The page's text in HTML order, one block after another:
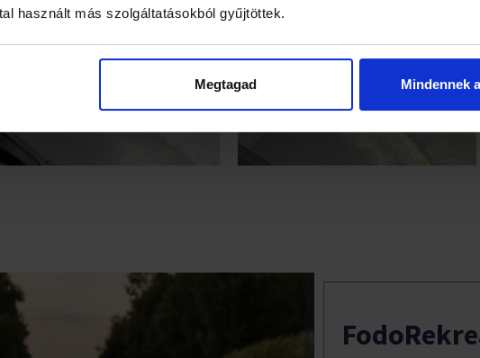
használt más szolgáltatásokból gyűjtöttek.
Megtagad Mindennek